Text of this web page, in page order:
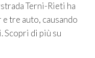
Terni-Rieti ha
tre auto, causando
di più su